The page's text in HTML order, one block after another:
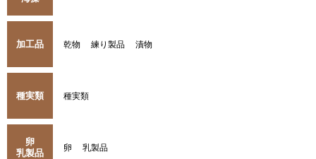
加工品 乾物 練り製品 漬物
種実類 種実類
卵
乳製品
卵 乳製品